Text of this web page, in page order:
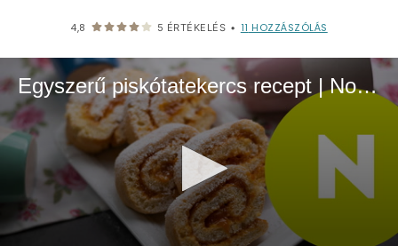
4,8 5 ÉRTÉKELÉS • 11 HOZZÁSZÓLÁS
Egyszerű piskótatekercs recept | NoSalty